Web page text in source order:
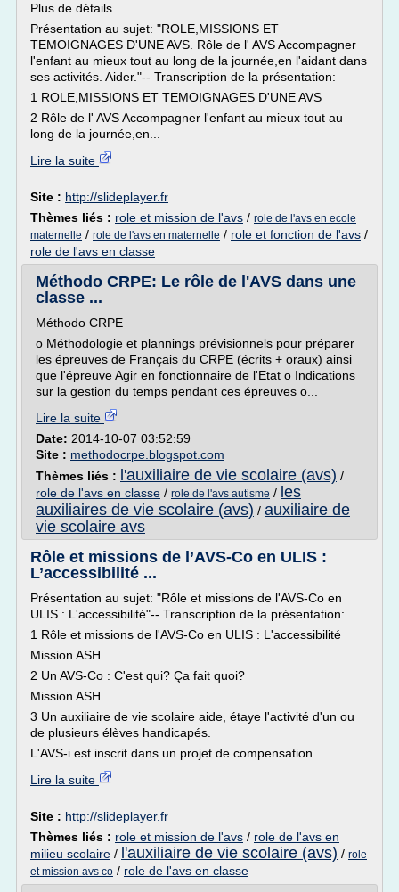
Plus de détails
Présentation au sujet: "ROLE,MISSIONS ET
TEMOIGNAGES D'UNE AVS. Rôle de l' AVS Accompagner
l'enfant au mieux tout au long de la journée,en l'aidant dans
ses activités. Aider."-- Transcription de la présentation:
1 ROLE,MISSIONS ET TEMOIGNAGES D'UNE AVS
2 Rôle de l' AVS Accompagner l'enfant au mieux tout au
long de la journée,en...
Lire la suite
Site : http://slideplayer.fr
Thèmes liés : role et mission de l'avs / role de l'avs en ecole
maternelle / role de l'avs en maternelle / role et fonction de l'avs /
role de l'avs en classe
Méthodo CRPE: Le rôle de l'AVS dans une
classe ...
Méthodo CRPE
o Méthodologie et plannings prévisionnels pour préparer
les épreuves de Français du CRPE (écrits + oraux) ainsi
que l'épreuve Agir en fonctionnaire de l'Etat o Indications
sur la gestion du temps pendant ces épreuves o...
Lire la suite
Date: 2014-10-07 03:52:59
Site : methodocrpe.blogspot.com
Thèmes liés :
l'auxiliaire de vie scolaire (avs) /
role de l'avs en classe / role de l'avs autisme / les
auxiliaires de vie scolaire (avs) / auxiliaire de
vie scolaire avs
Rôle et missions de l’AVS-Co en ULIS :
L’accessibilité ...
Présentation au sujet: "Rôle et missions de l'AVS-Co en
ULIS : L'accessibilité"-- Transcription de la présentation:
1 Rôle et missions de l'AVS-Co en ULIS : L'accessibilité
Mission ASH
2 Un AVS-Co : C'est qui? Ça fait quoi?
Mission ASH
3 Un auxiliaire de vie scolaire aide, étaye l'activité d'un ou
de plusieurs élèves handicapés.
L'AVS-i est inscrit dans un projet de compensation...
Lire la suite
Site : http://slideplayer.fr
Thèmes liés : role et mission de l'avs / role de l'avs en
milieu scolaire / l'auxiliaire de vie scolaire (avs) / role
et mission avs co / role de l'avs en classe